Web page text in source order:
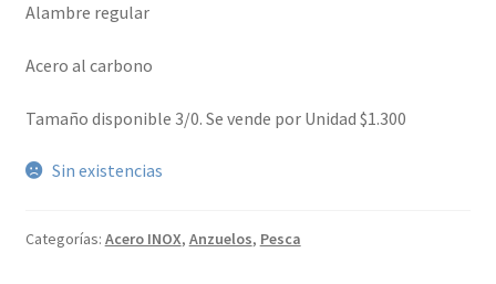
Alambre regular
Acero al carbono
Tamaño disponible 3/0. Se vende por Unidad $1.300
Sin existencias
Categorías: Acero INOX, Anzuelos, Pesca